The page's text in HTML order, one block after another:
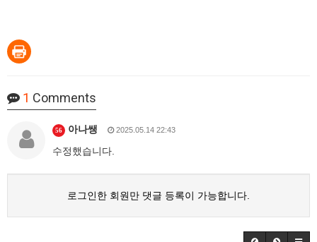
1 Comments
56 아나쌩 2025.05.14 22:43
수정했습니다.
로그인한 회원만 댓글 등록이 가능합니다.